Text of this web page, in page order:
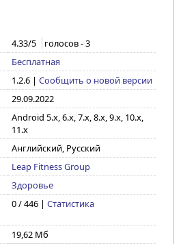
4.33/5 голосов -3
Бесплатная
1.2.6| Сообщить о новой версии
29.09.2022
Android 5.x, 6.x, 7.x, 8.x, 9.x, 10.x,
11.x
Английский, Русский
Leap Fitness Group
Здоровье
0 / 446 | Статистика
19,62 Мб